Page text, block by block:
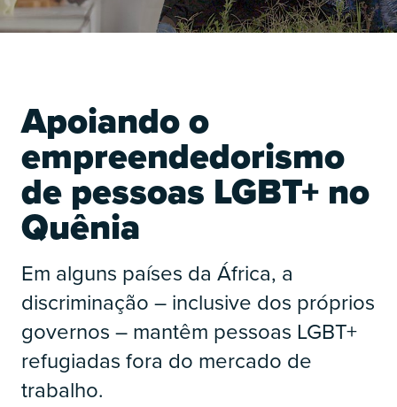
Apoiando o
empreendedorismo
de pessoas LGBT+ no
Quênia
Em alguns países da África, a
discriminação – inclusive dos próprios
governos – mantêm pessoas LGBT+
refugiadas fora do mercado de
trabalho.